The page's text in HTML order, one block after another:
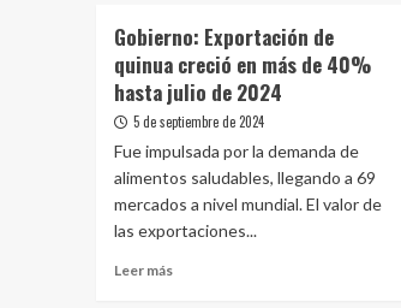
con
más
de
350
variedades
de
ajíes
producen
en
Gobierno: Exportación de
quinua creció en más de 40%
hasta julio de 2024
5 de septiembre de 2024
Fue impulsada por la demanda de
alimentos saludables, llegando a 69
mercados a nivel mundial. El valor de
las exportaciones...
Leer másLeer